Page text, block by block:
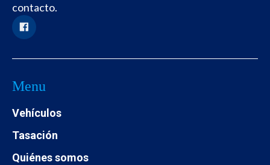
contacto.
Menu
Vehículos
Tasación
Quiénes somos